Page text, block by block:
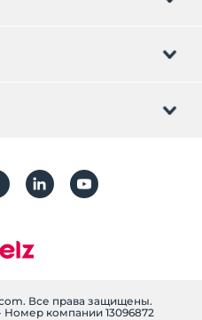
Все права защищены.
Номер компании 13096872